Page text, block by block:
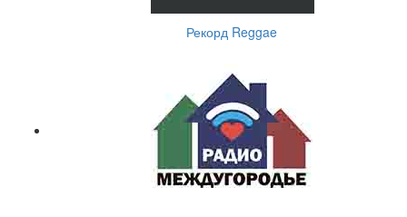
Рекорд Reggae